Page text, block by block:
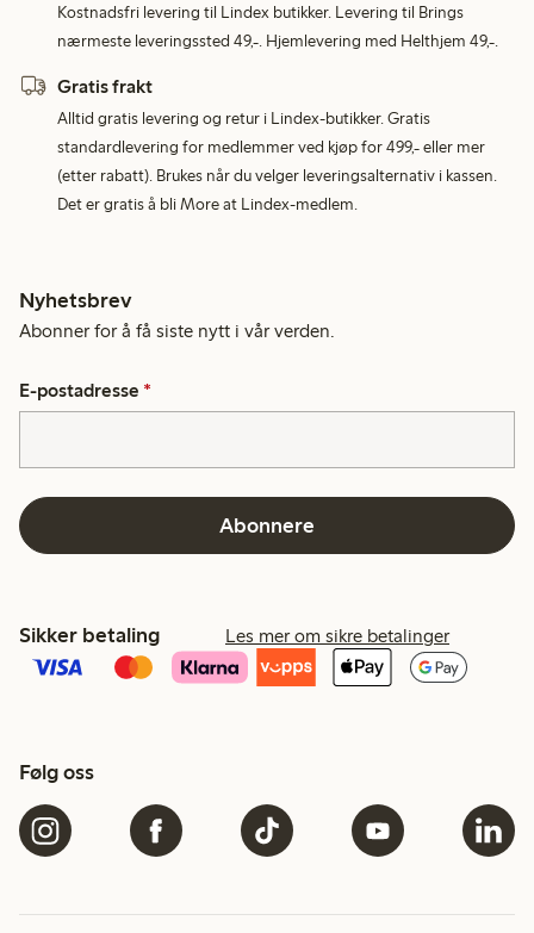
Kostnadsfri levering til Lindex butikker. Levering til Brings
nærmeste leveringssted 49,-. Hjemlevering med Helthjem 49,-.
Gratis frakt
Alltid gratis levering og retur i Lindex-butikker. Gratis
standardlevering for medlemmer ved kjøp for 499,- eller mer
(etter rabatt). Brukes når du velger leveringsalternativ i kassen.
Det er gratis å bli More at Lindex-medlem.
Nyhetsbrev
Abonner for å få siste nytt i vår verden.
E-postadresse *
Abonnere
Sikker betaling Les mer om sikre betalinger
Følg oss